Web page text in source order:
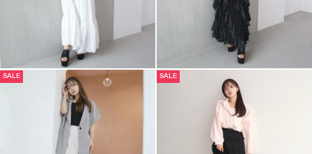
SALE SALE